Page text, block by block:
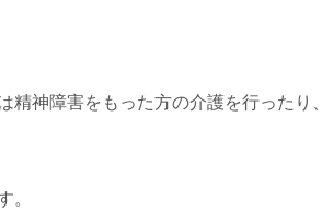
神障害をもった方の介護を行ったり、
。